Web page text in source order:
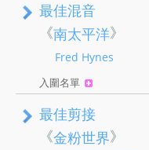
最佳混音
《南太平洋》
Fred Hynes
入圍名單
最佳剪接
《金粉世界》